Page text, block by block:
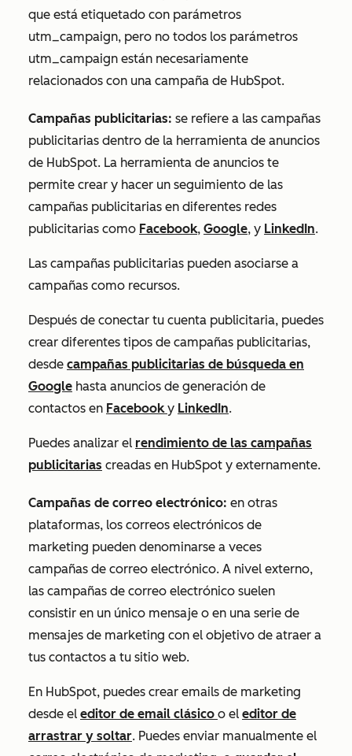
que está etiquetado con parámetros
utm_campaign, pero no todos los parámetros
utm_campaign están necesariamente
relacionados con una campaña de HubSpot.
Campañas publicitarias: se refiere a las campañas
publicitarias dentro de la herramienta de anuncios
de HubSpot. La herramienta de anuncios te
permite crear y hacer un seguimiento de las
campañas publicitarias en diferentes redes
publicitarias como Facebook, Google, y LinkedIn.
Las campañas publicitarias pueden asociarse a
campañas como recursos.
Después de conectar tu cuenta publicitaria, puedes
crear diferentes tipos de campañas publicitarias,
desde campañas publicitarias de búsqueda en
Google hasta anuncios de generación de
contactos en Facebooky LinkedIn.
Puedes analizar el rendimiento de las campañas
publicitarias creadas en HubSpot y externamente.
Campañas de correo electrónico: en otras
plataformas, los correos electrónicos de
marketing pueden denominarse a veces
campañas de correo electrónico. A nivel externo,
las campañas de correo electrónico suelen
consistir en un único mensaje o en una serie de
mensajes de marketing con el objetivo de atraer a
tus contactos a tu sitio web.
En HubSpot, puedes crear emails de marketing
desde el editor de email clásico o el editor de
arrastrar y soltar. Puedes enviar manualmente el